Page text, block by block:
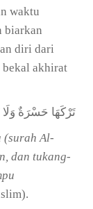
waktu
biarkan
diri dari
bekal akhirat
تَرْكَهَا حَسْرَةٌ وَلَا
(surah Al-
dan tukang-